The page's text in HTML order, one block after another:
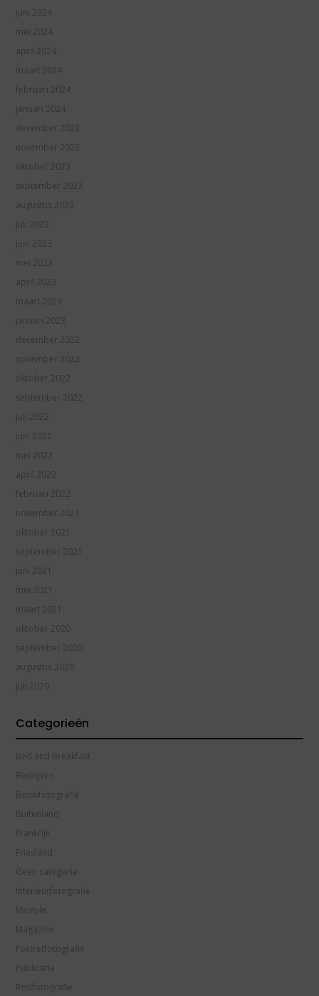
juni 2024
mei 2024
april 2024
maart 2024
februari 2024
januari 2024
december 2023
november 2023
oktober 2023
september 2023
augustus 2023
juli 2023
juni 2023
mei 2023
april 2023
maart 2023
januari 2023
december 2022
november 2022
oktober 2022
september 2022
juli 2022
juni 2022
mei 2022
april 2022
februari 2022
november 2021
oktober 2021
september 2021
juni 2021
mei 2021
maart 2021
oktober 2020
september 2020
augustus 2020
juli 2020
Categorieën
Bed and Breakfast
Bedrijven
Bouwfotografie
Buitenland
Frankrijk
Friesland
Geen categorie
Interieurfotografie
lifestyle
Magazine
Portretfotografie
Publicatie
Reisfotografie